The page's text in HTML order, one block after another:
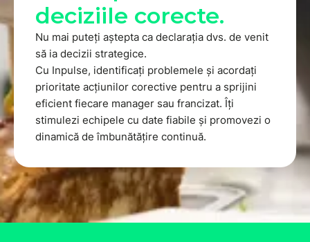
deciziile corecte.
Nu mai puteți aștepta ca declarația dvs. de venit
să ia decizii strategice.
Cu Inpulse, identificați problemele și acordați
prioritate acțiunilor corective pentru a sprijini
eficient fiecare manager sau francizat. Îți
stimulezi echipele cu date fiabile și promovezi o
dinamică de îmbunătățire continuă.